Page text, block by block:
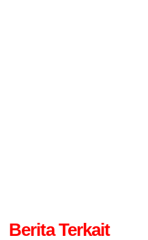
Berita Terkait